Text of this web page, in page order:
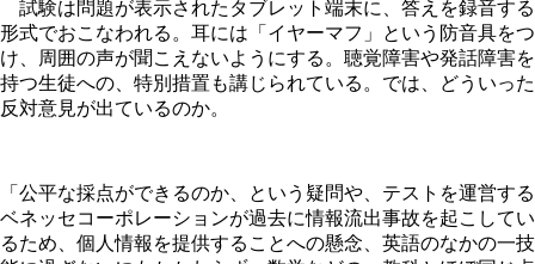
試験は問題が表示されたタブレット端末に、答えを録音する
形式でおこなわれる。耳には「イヤーマフ」という防音具をつ
け、周囲の声が聞こえないようにする。聴覚障害や発話障害を
持つ生徒への、特別措置も講じられている。では、どういった
反対意見が出ているのか。
「公平な採点ができるのか、という疑問や、テストを運営する
ベネッセコーポレーションが過去に情報流出事故を起こしてい
るため、個人情報を提供することへの懸念、英語のなかの一技